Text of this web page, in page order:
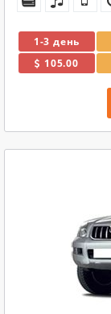
1-3 день
105.00